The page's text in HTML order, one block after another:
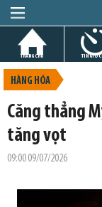
TRANG CHỦ TIN GIỜ
HÀNG HÓA
Căng thẳng
tăng vọt
09:00 09/07/2026